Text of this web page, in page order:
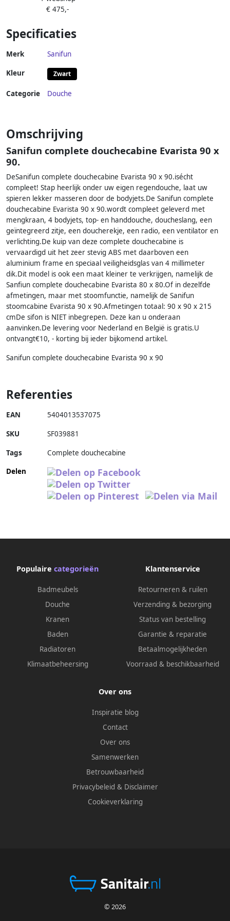
kitvrij.
€ 475,-
Specificaties
Merk Sanifun
Kleur Zwart
Categorie Douche
Omschrijving
Sanifun complete douchecabine Evarista 90 x
90.
DeSanifun complete douchecabine Evarista 90 x 90.isécht
compleet! Stap heerlijk onder uw eigen regendouche, laat uw
spieren lekker masseren door de bodyjets.De Sanifun complete
douchecabine Evarista 90 x 90.wordt compleet geleverd met
mengkraan, 4 bodyjets, top- en handdouche, doucheslang, een
geïntegreerd zitje, een doucherekje, een radio, een ventilator en
verlichting.De kuip van deze complete douchecabine is
vervaardigd uit het zeer stevig ABS met daarboven een
aluminium frame en speciaal veiligheidsglas van 4 millimeter
dik.Dit model is ook een maat kleiner te verkrijgen, namelijk de
Sanfiun complete douchecabine Evarista 80 x 80.Of in dezelfde
afmetingen, maar met stoomfunctie, namelijk de Sanifun
stoomcabine Evarista 90 x 90.Afmetingen totaal: 90 x 90 x 215
cmDe sifon is NIET inbegrepen. Deze kan u onderaan
aanvinken.De levering voor Nederland en België is gratis.U
ontvangt€10, - korting bij ieder bijkomend artikel.
Sanifun complete douchecabine Evarista 90 x 90
Referenties
EAN 5404013537075
SKU SF039881
Tags
Complete douchecabine
Delen
Populaire categorieën
Badmeubels
Douche
Kranen
Baden
Radiatoren
Klimaatbeheersing
Klantenservice
Retourneren & ruilen
Verzending & bezorging
Status van bestelling
Garantie & reparatie
Betaalmogelijkheden
Voorraad & beschikbaarheid
Over ons
Inspiratie blog
Contact
Over ons
Samenwerken
Betrouwbaarheid
Privacybeleid & Disclaimer
Cookieverklaring
© 2026